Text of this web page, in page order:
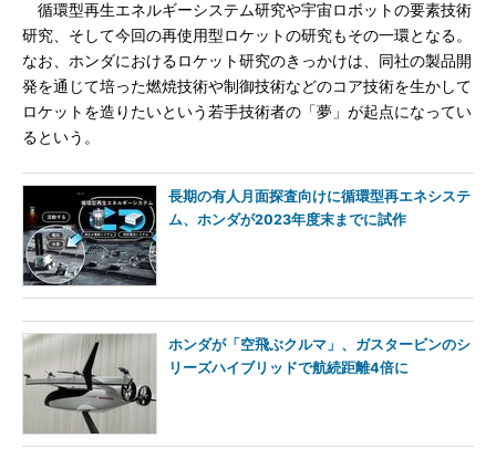
循環型再生エネルギーシステム研究や宇宙ロボットの要素技術
研究、そして今回の再使用型ロケットの研究もその一環となる。
なお、ホンダにおけるロケット研究のきっかけは、同社の製品開
発を通じて培った燃焼技術や制御技術などのコア技術を生かして
ロケットを造りたいという若手技術者の「夢」が起点になってい
るという。
長期の有人月面探査向けに循環型再エネシステ
ム、ホンダが2023年度末までに試作
ホンダが「空飛ぶクルマ」、ガスタービンのシ
リーズハイブリッドで航続距離4倍に